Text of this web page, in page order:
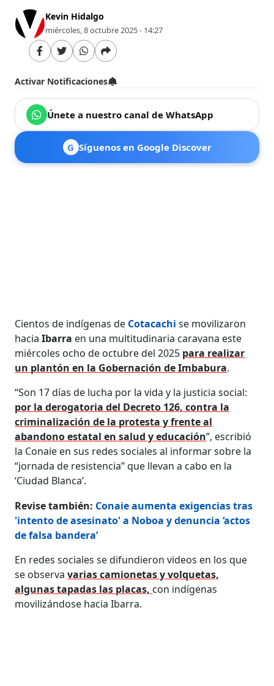
Kevin Hidalgo
miércoles, 8 octubre 2025 - 14:27
Activar Notificaciones
Únete a nuestro canal de WhatsApp
G Síguenos en Google Discover
Cientos de indígenas de Cotacachi se movilizaron
haciaIbarra en una multitudinaria caravana este
miércoles ocho de octubre del 2025 para realizar
un plantón en la Gobernación de Imbabura.
“Son 17 días de lucha por la vida y la justicia social:
por la derogatoria del Decreto 126, contra la
criminalización de la protesta y frente al
abandono estatal en salud y educación”, escribió
la Conaie en sus redes sociales al informar sobre la
“jornada de resistencia” que llevan a cabo en la
‘Ciudad Blanca’.
Revise también: Conaie aumenta exigencias tras
'intento de asesinato' a Noboa y denuncia ‘actos
de falsa bandera’
En redes sociales se difundieron videos en los que
se observavarias camionetas y volquetas,
algunas tapadas las placas, con indígenas
movilizándose hacia Ibarra.